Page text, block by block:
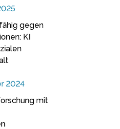
gegen
KI
2024
mit